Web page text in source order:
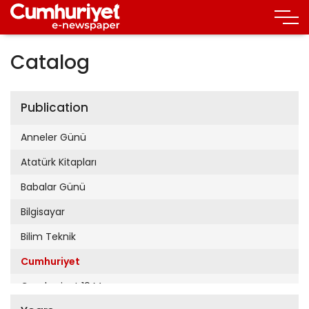
Catalog
Publication
Anneler Günü
Atatürk Kitapları
Babalar Günü
Bilgisayar
Bilim Teknik
Cumhuriyet
Cumhuriyet 19 Mayıs